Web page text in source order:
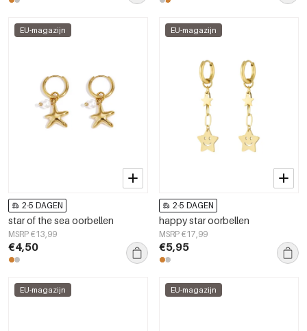
EU-magazijn
2-5 DAGEN
star of the sea oorbellen
MSRP €13,99
€4,50
EU-magazijn
2-5 DAGEN
happy star oorbellen
MSRP €17,99
€5,95
EU-magazijn EU-magazijn